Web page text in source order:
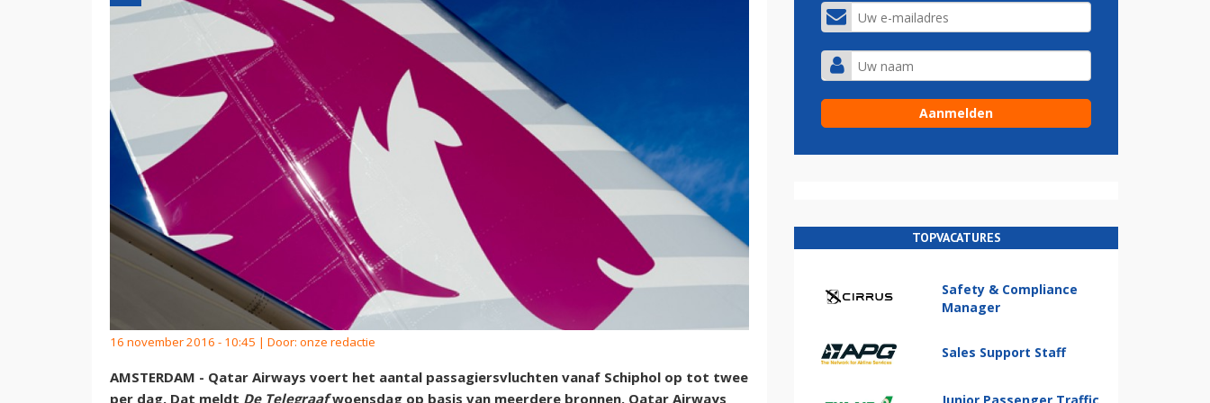
16 november 2016 - 10:45 | Door: onze redactie
AMSTERDAM - Qatar Airways voert het aantal passagiersvluchten vanaf Schiphol op tot twee
per dag. Dat meldt De Telegraafwoensdag op basis van meerdere bronnen. Qatar Airways
TOPVACATURES
Safety & Compliance
Manager
Sales Support Staff